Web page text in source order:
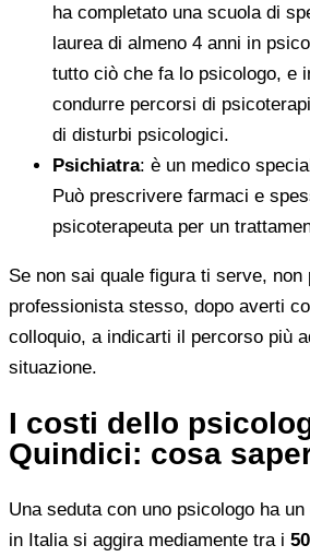
ha completato una scuola di
laurea di almeno 4 anni in
tutto ciò che fa lo psicologo, e
condurre percorsi di
di disturbi psicologici.
Psichiatra: è un medico
Può prescrivere farmaci e
psicoterapeuta per un
Se non sai quale figura ti serve,
professionista stesso, dopo averti
colloquio, a indicarti il percorso più
situazione.
I costi dello
Quindici: cosa
Una seduta con uno psicologo ha
in Italia si aggira mediamente tra i